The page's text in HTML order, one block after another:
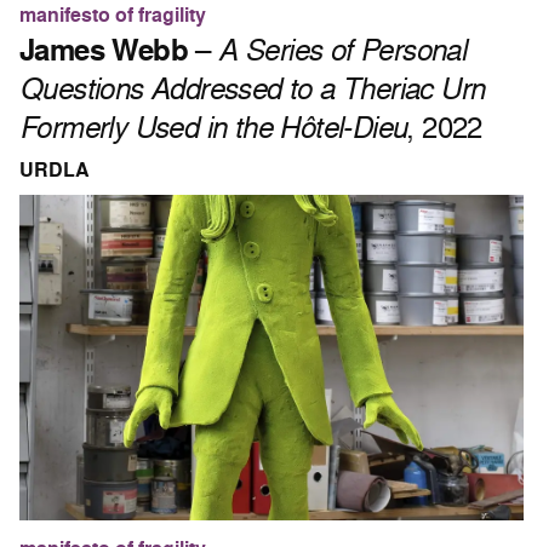
manifesto of fragility
James Webb–A Series of Personal
Questions Addressed to a Theriac Urn
Formerly Used in the Hôtel-Dieu, 2022
URDLA